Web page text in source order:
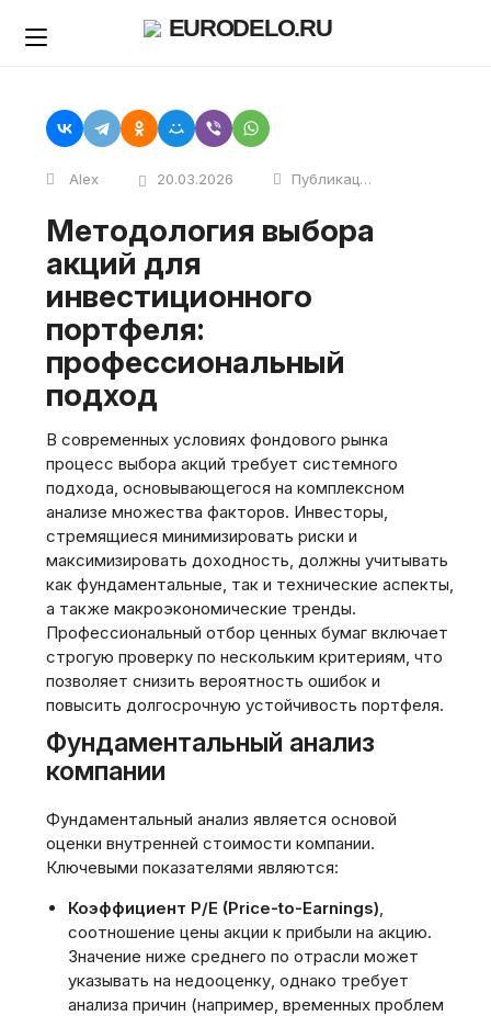
EURODELO.RU
Alex 20.03.2026 Публикации
Методология выбора
акций для
инвестиционного
портфеля:
профессиональный
подход
В современных условиях фондового рынка
процесс выбора акций требует системного
подхода, основывающегося на комплексном
анализе множества факторов. Инвесторы,
стремящиеся минимизировать риски и
максимизировать доходность, должны учитывать
как фундаментальные, так и технические аспекты,
а также макроэкономические тренды.
Профессиональный отбор ценных бумаг включает
строгую проверку по нескольким критериям, что
позволяет снизить вероятность ошибок и
повысить долгосрочную устойчивость портфеля.
Фундаментальный анализ
компании
Фундаментальный анализ является основой
оценки внутренней стоимости компании.
Ключевыми показателями являются:
Коэффициент P/E (Price-to-Earnings),
соотношение цены акции к прибыли на акцию.
Значение ниже среднего по отрасли может
указывать на недооценку, однако требует
анализа причин (например, временных проблем